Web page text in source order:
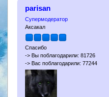
parisan
Супермодератор
Аксакал
Спасибо
-> Вы поблагодарили: 81726
-> Вас поблагодарили: 77244